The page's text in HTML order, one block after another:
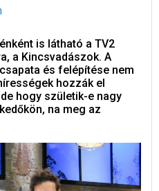
is látható a TV2
a Kincsvadászok. A
és felépítése nem
hozzák el
hogy születik-e nagy
na meg az